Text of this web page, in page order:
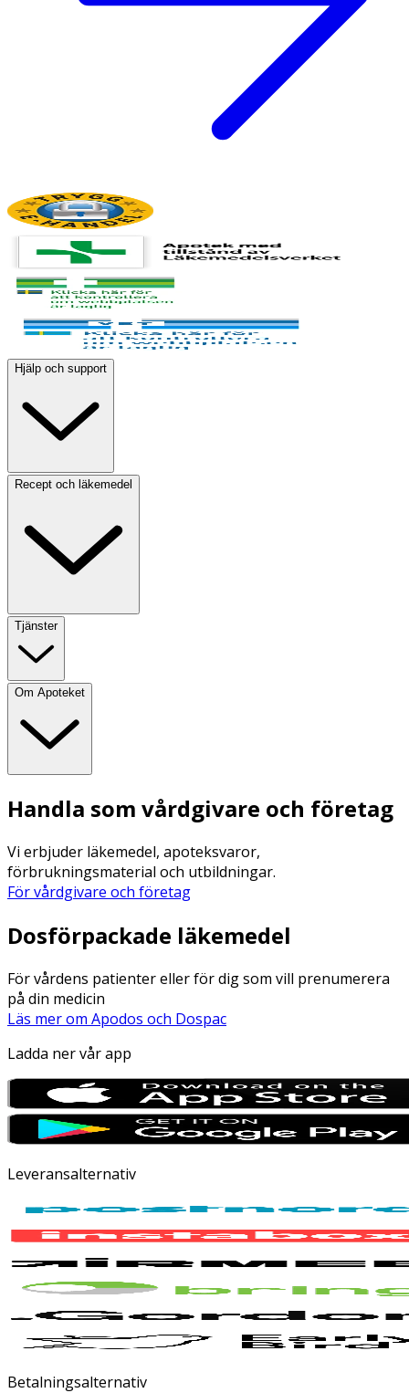
Hjälp och support
Recept och läkemedel
Tjänster
Om Apoteket
Handla som vårdgivare och företag
Vi erbjuder läkemedel, apoteksvaror,
förbrukningsmaterial och utbildningar.
För vårdgivare och företag
Dosförpackade läkemedel
För vårdens patienter eller för dig som vill prenumerera
på din medicin
Läs mer om Apodos och Dospac
Ladda ner vår app
Leveransalternativ
Betalningsalternativ